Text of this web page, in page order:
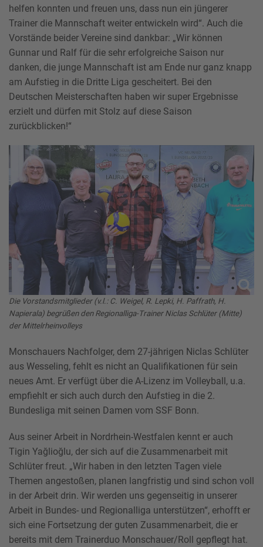
helfen konnten und freuen uns, dass nun ein jüngerer
Trainer die Mannschaft weiter entwickeln wird“. Auch die
Vorstände beider Vereine sind dankbar: „Wir können
Gunnar und Ralf für die sehr erfolgreiche Saison nur
danken, die junge Mannschaft ist am Ende nur ganz knapp
am Aufstieg in die Dritte Liga gescheitert. Bei den
Deutschen Meisterschaften haben wir super Ergebnisse
erzielt und dürfen mit Stolz auf diese Saison
zurückblicken!“
Die Vorstandsmitglieder (v.l.: C. Weigel, R. Lepki, H. Paffrath, H.
Napierala) begrüßen den Regionalliga-Trainer Niclas Schlüter (Mitte)
der Mittelrheinvolleys
Monschauers Nachfolger, dem 27-jährigen Niclas Schlüter
aus Wesseling, fehlt es nicht an Qualifikationen für sein
neues Amt. Er verfügt über die A-Lizenz im Volleyball, u.a.
empfiehlt er sich auch durch den Aufstieg in die 2.
Bundesliga mit seinen Damen vom SSF Bonn.
Aus seiner Arbeit in Nordrhein-Westfalen kennt er auch
Tigin Yağlioğlu, der sich auf die Zusammenarbeit mit
Schlüter freut. „Wir haben in den letzten Tagen viele
Themen angestoßen, planen langfristig und sind schon voll
in der Arbeit drin. Wir werden uns gegenseitig in unserer
Arbeit in Bundes- und Regionalliga unterstützen“, erhofft er
sich eine Fortsetzung der guten Zusammenarbeit, die er
bereits mit dem Trainerduo Monschauer/Roll gepflegt hat.